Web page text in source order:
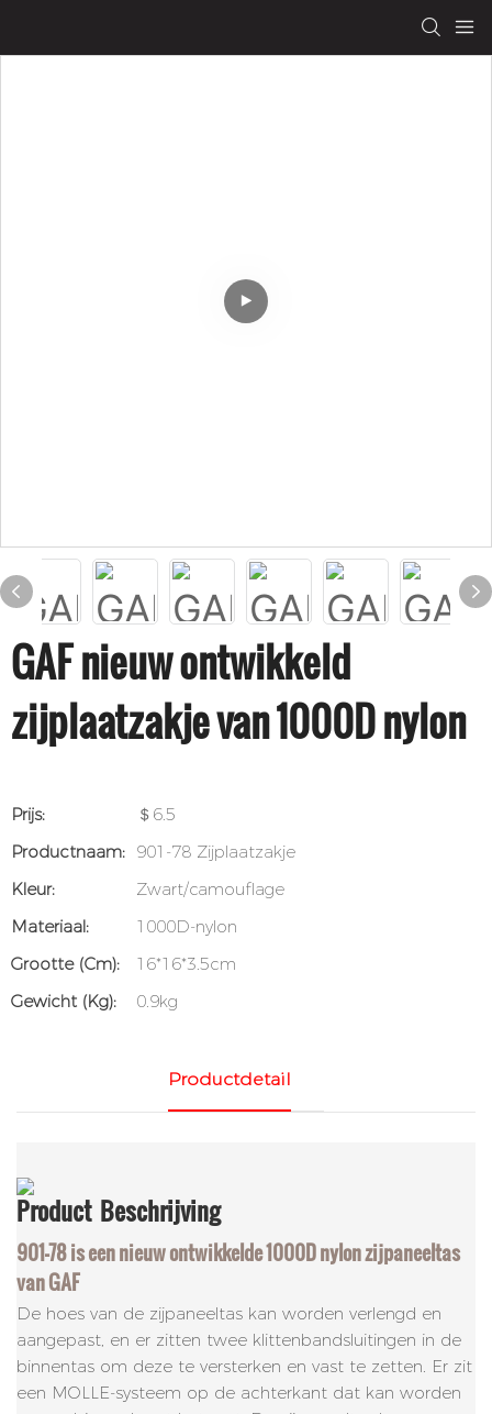
GAF nieuw ontwikkeld
zijplaatzakje van 1000D nylon
Prijs:
＄6.5
Productnaam: 901-78 Zijplaatzakje
Kleur:
Zwart/camouflage
Materiaal:
1000D-nylon
Grootte (cm):
16*16*3.5cm
Gewicht (kg):
0.9kg
Productdetail
Product Beschrijving
901-78 is een nieuw ontwikkelde 1000D nylon zijpaneeltas
van GAF
De hoes van de zijpaneeltas kan worden verlengd en
aangepast, en er zitten twee klittenbandsluitingen in de
binnentas om deze te versterken en vast te zetten. Er zit
een MOLLE-systeem op de achterkant dat kan worden